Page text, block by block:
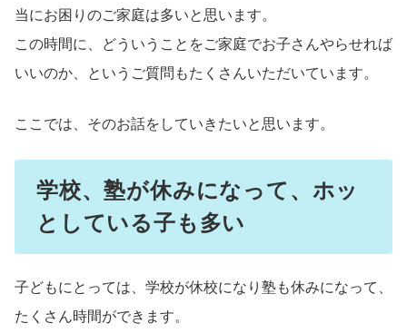
当にお困りのご家庭は多いと思います。
この時間に、どういうことをご家庭でお子さんやらせれば
いいのか、というご質問もたくさんいただいています。
ここでは、そのお話をしていきたいと思います。
学校、塾が休みになって、ホッ
としている子も多い
子どもにとっては、学校が休校になり塾も休みになって、
たくさん時間ができます。